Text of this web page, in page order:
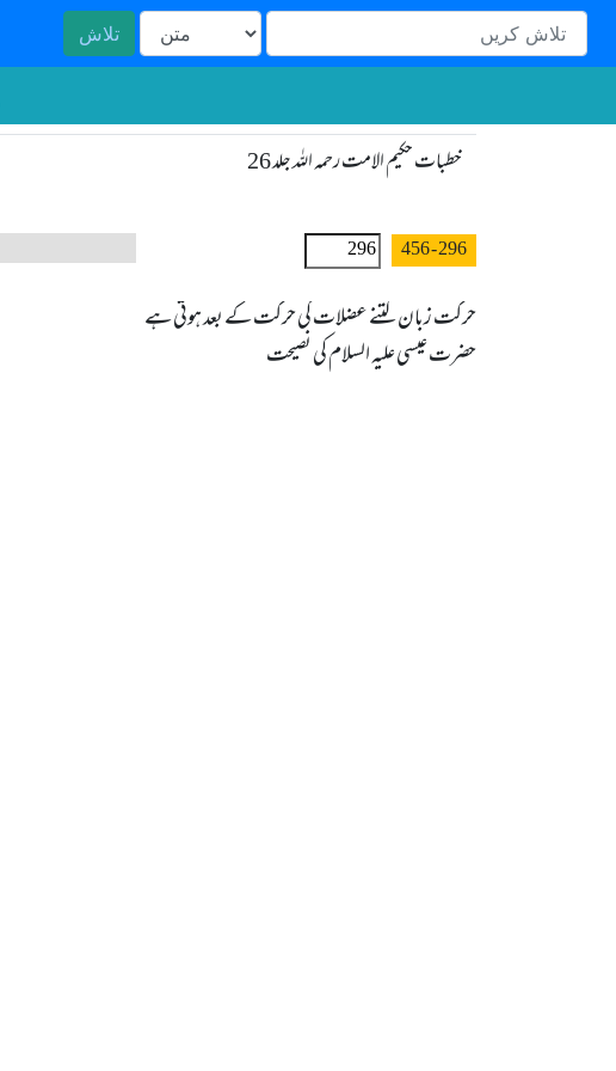
تلاش
خطبات حکیم الامت رحمہ اللہ جلد 26
296
- 456
حضرت عیسی علیہ السلام کی نصیحت